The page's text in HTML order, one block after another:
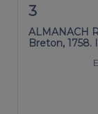
3
ALMANACH
Breton, 1758.